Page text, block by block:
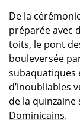
De la
préparée avec
toits, le pont
bouleversée
subaquatiques
d’inoubliables
de la quinzaine
Dominicains.